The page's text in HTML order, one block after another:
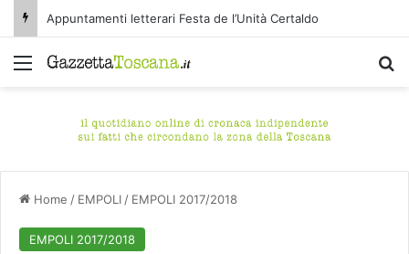
Appuntamenti letterari Festa de l’Unità Certaldo
Menu
Home / EMPOLI / EMPOLI 2017/2018
EMPOLI 2017/2018